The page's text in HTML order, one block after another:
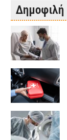
Δημοφιλή